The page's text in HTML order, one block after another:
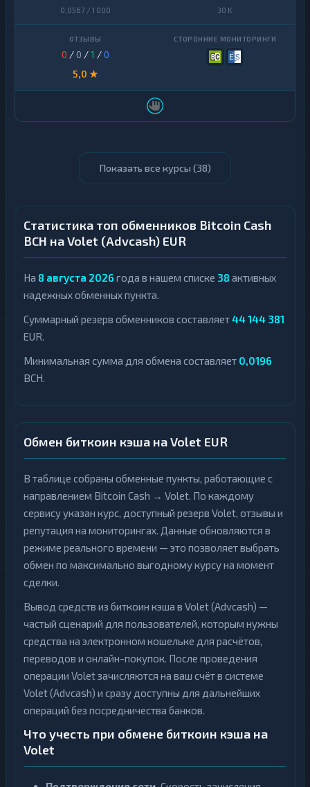
0,0567 / 1 000 30 K
0 / 0 /1 /0
5,0 ★
Показать все курсы (38)
Статистика топ обменников Bitcoin Cash
BCH на Volet (Advcash) EUR
На 8 августа 2026 года в нашем списке 38 активных
надежных обменных пункта.
Суммарный резерв обменников составляет44 144 381
EUR.
Минимальная сумма для обмена составляет 0,0196
BCH.
Обмен биткоин кэша на Volet EUR
В таблице собраны обменные пункты, работающие с
направлением Bitcoin Cash → Volet. По каждому
сервису указан курс, доступный резерв Volet, отзывы и
репутация на мониторингах. Данные обновляются в
режиме реального времени — это позволяет выбрать
обмен по максимально выгодному курсу на момент
сделки.
Вывод средств из биткоин кэша в Volet (Advcash) —
частый сценарий для пользователей, которым нужны
средства на электронном кошельке для расчётов,
переводов и онлайн-покупок. После проведения
операции Volet зачисляются на ваш счёт в системе
Volet (Advcash) и сразу доступны для дальнейших
операций без посредничества банков.
Что учесть при обмене биткоин кэша на
Volet